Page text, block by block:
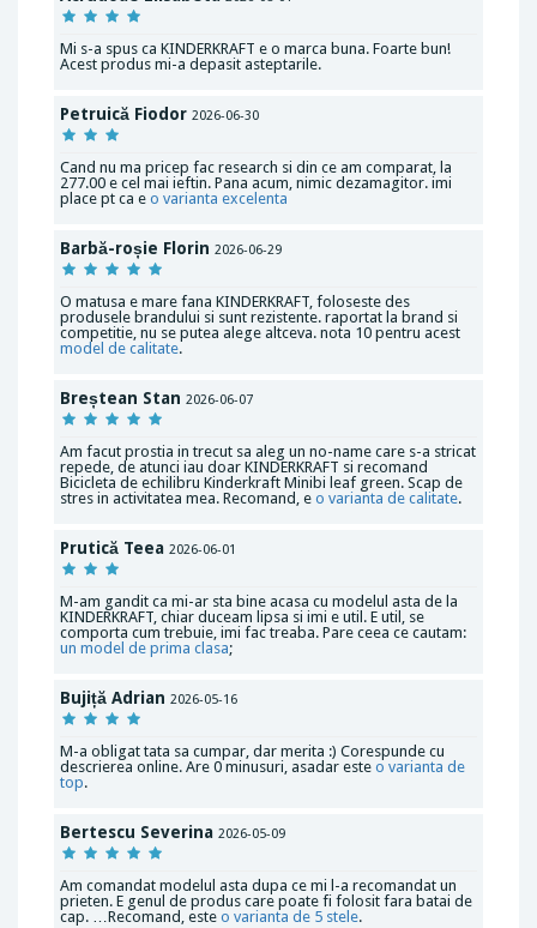
Mi s-a spus ca KINDERKRAFT e o marca buna. Foarte bun!
Acest produs mi-a depasit asteptarile.
Petruică Fiodor 2026-06-30
Cand nu ma pricep fac research si din ce am comparat, la
277.00 e cel mai ieftin. Pana acum, nimic dezamagitor. imi
place pt ca e o varianta excelenta
Barbă-roșie Florin 2026-06-29
O matusa e mare fana KINDERKRAFT, foloseste des
produsele brandului si sunt rezistente. raportat la brand si
competitie, nu se putea alege altceva. nota 10 pentru acest
model de calitate.
Breștean Stan 2026-06-07
Am facut prostia in trecut sa aleg un no-name care s-a stricat
repede, de atunci iau doar KINDERKRAFT si recomand
Bicicleta de echilibru Kinderkraft Minibi leaf green. Scap de
stres in activitatea mea. Recomand, e o varianta de calitate.
Prutică Teea 2026-06-01
M-am gandit ca mi-ar sta bine acasa cu modelul asta de la
KINDERKRAFT, chiar duceam lipsa si imi e util. E util, se
comporta cum trebuie, imi fac treaba. Pare ceea ce cautam:
un model de prima clasa;
Bujiță Adrian 2026-05-16
M-a obligat tata sa cumpar, dar merita :) Corespunde cu
descrierea online. Are 0 minusuri, asadar este o varianta de
top.
Bertescu Severina 2026-05-09
Am comandat modelul asta dupa ce mi l-a recomandat un
prieten. E genul de produs care poate fi folosit fara batai de
cap. …Recomand, este o varianta de 5 stele.